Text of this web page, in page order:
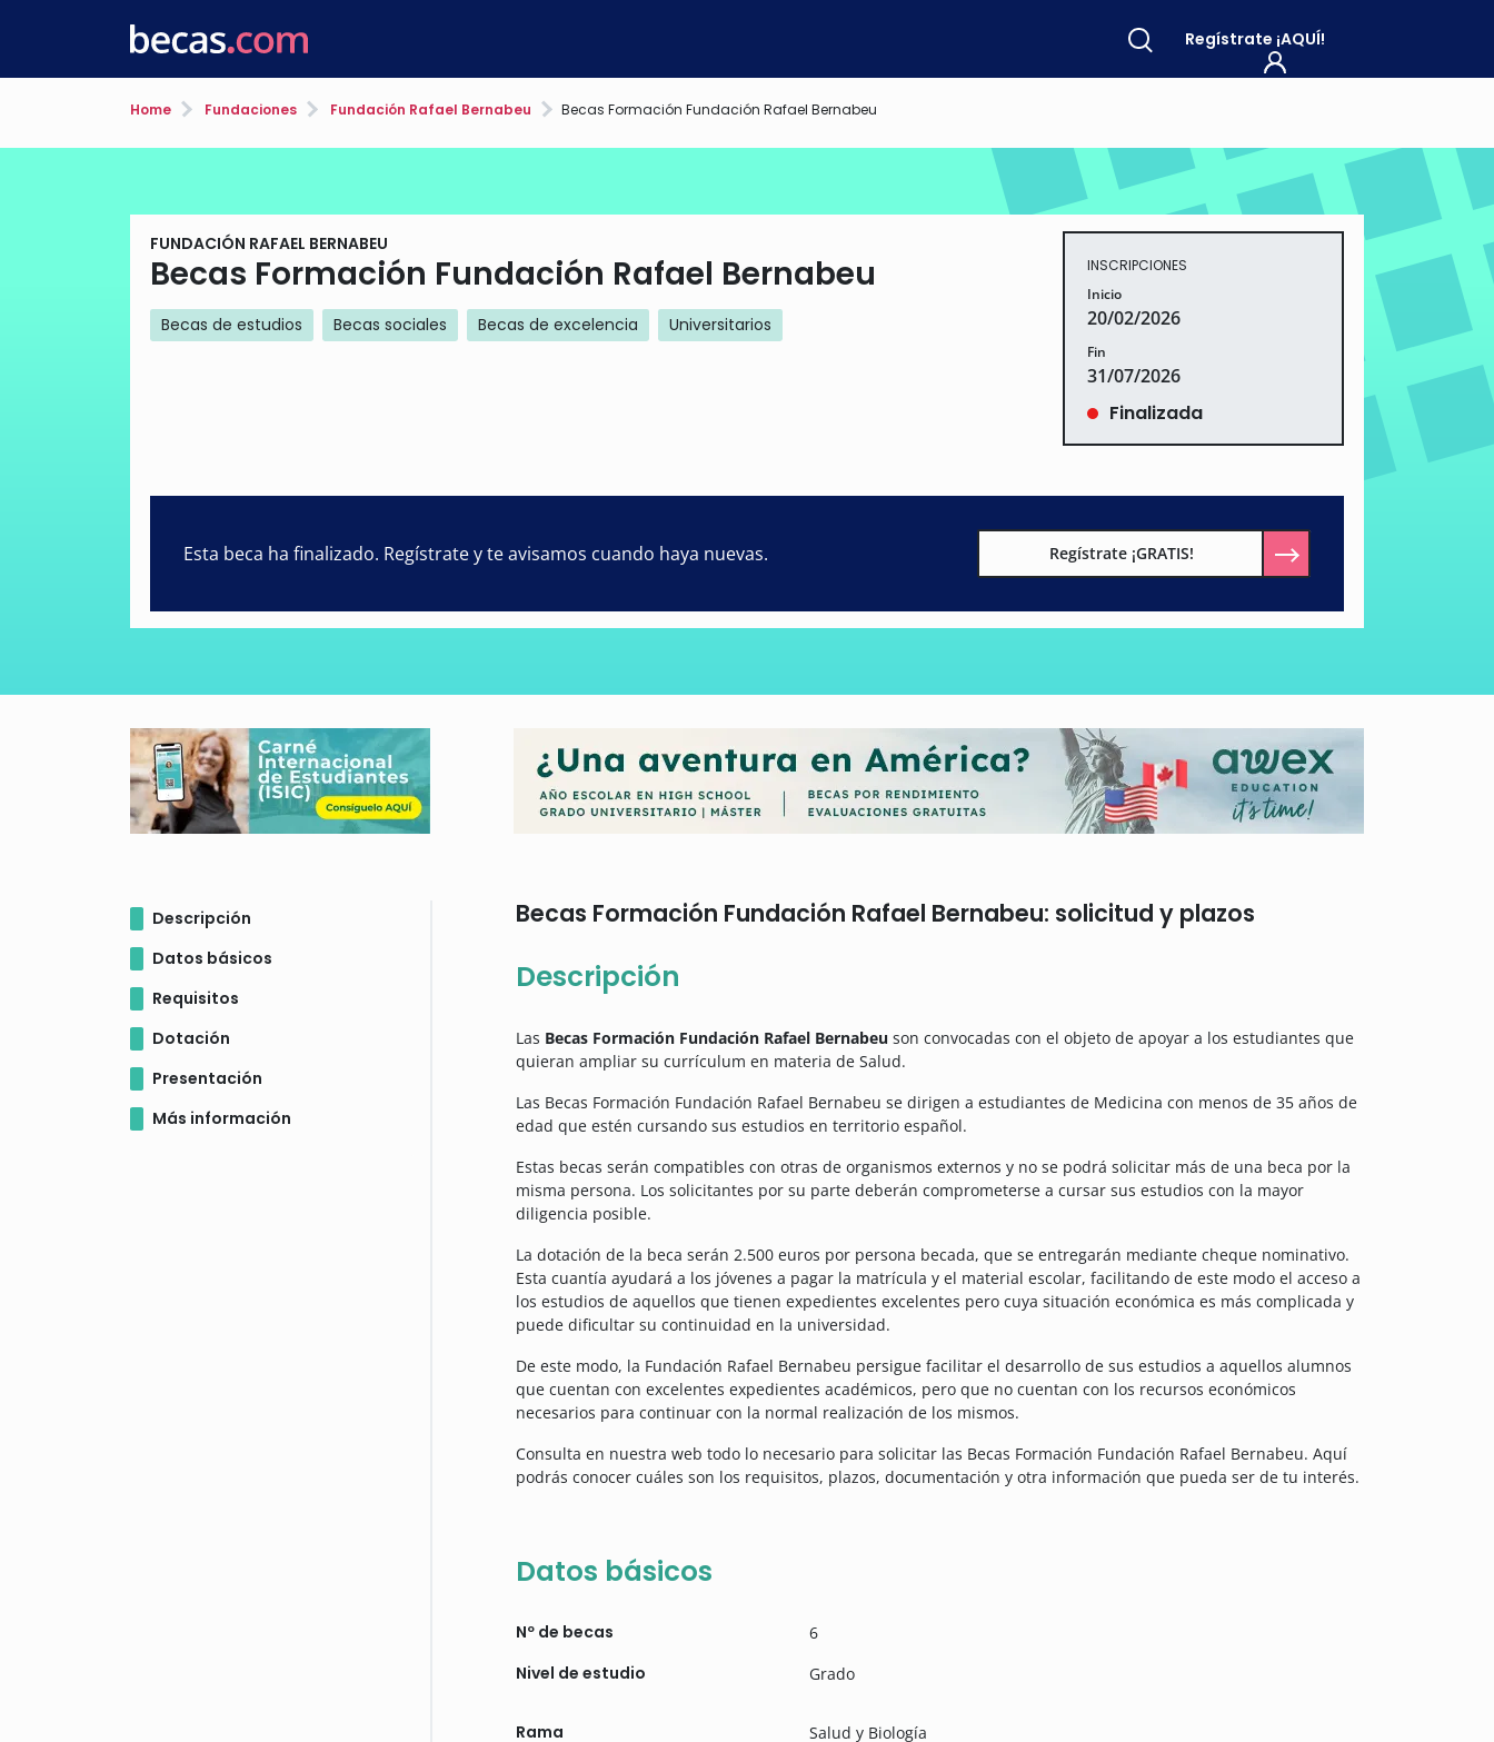
Regístrate ¡AQUÍ!
Home Fundaciones Fundación Rafael Bernabeu Becas Formación Fundación Rafael Bernabeu
FUNDACIÓN RAFAEL BERNABEU
Becas Formación Fundación Rafael Bernabeu
Becas de estudios Becas sociales Becas de excelencia Universitarios
INSCRIPCIONES
Inicio
20/02/2026
Fin
31/07/2026
Finalizada
Esta beca ha finalizado. Regístrate y te avisamos cuando haya nuevas. Regístrate ¡GRATIS!
Descripción
Datos básicos
Requisitos
Dotación
Presentación
Más información
Becas Formación Fundación Rafael Bernabeu: solicitud y plazos
Descripción
Las Becas Formación Fundación Rafael Bernabeu son convocadas con el objeto de apoyar a los estudiantes que
quieran ampliar su currículum en materia de Salud.
Las Becas Formación Fundación Rafael Bernabeu se dirigen a estudiantes de Medicina con menos de 35 años de
edad que estén cursando sus estudios en territorio español.
Estas becas serán compatibles con otras de organismos externos y no se podrá solicitar más de una beca por la
misma persona. Los solicitantes por su parte deberán comprometerse a cursar sus estudios con la mayor
diligencia posible.
La dotación de la beca serán 2.500 euros por persona becada, que se entregarán mediante cheque nominativo.
Esta cuantía ayudará a los jóvenes a pagar la matrícula y el material escolar, facilitando de este modo el acceso a
los estudios de aquellos que tienen expedientes excelentes pero cuya situación económica es más complicada y
puede dificultar su continuidad en la universidad.
De este modo, la Fundación Rafael Bernabeu persigue facilitar el desarrollo de sus estudios a aquellos alumnos
que cuentan con excelentes expedientes académicos, pero que no cuentan con los recursos económicos
necesarios para continuar con la normal realización de los mismos.
Consulta en nuestra web todo lo necesario para solicitar las Becas Formación Fundación Rafael Bernabeu. Aquí
podrás conocer cuáles son los requisitos, plazos, documentación y otra información que pueda ser de tu interés.
Datos básicos
Nº de becas 6
Nivel de estudio Grado
Rama Salud y Biología